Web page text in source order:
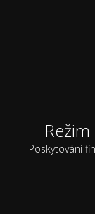
Poskytování